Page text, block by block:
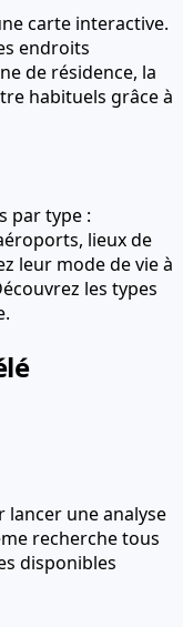
carte interactive.
endroits
de résidence, la
habituels grâce à
par type :
lieux de
leur mode de vie à
les types
une analyse
recherche tous
disponibles